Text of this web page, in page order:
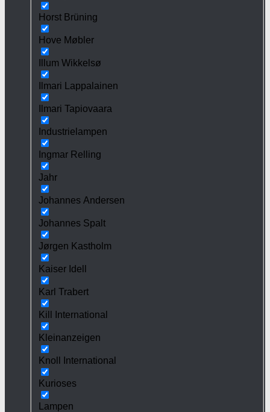
Horst Brüning
Hove Møbler
Illum Wikkelsø
Ilmari Lappalainen
Ilmari Tapiovaara
Industrielampen
Ingmar Relling
Jahr
Johannes Andersen
Johannes Spalt
Jørgen Kastholm
Kaiser Idell
Karl Trabert
Kill International
Kleinanzeigen
Knoll International
Kurioses
Lampen